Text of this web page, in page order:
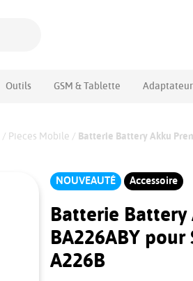
Outils GSM & Tablette
/ Pieces Mobile / Batterie Battery Akku
NOUVEAUTÉ Accessoire
Batterie Battery
BA226ABY pour
A226B